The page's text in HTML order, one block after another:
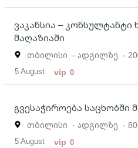
ვაკანსია –
მაღაზიაში
თბილისი - ადგილზე -
5 August vip 0
გვესაჭიროება საცხობში
თბილისი - ადგილზე -
5 August vip 0